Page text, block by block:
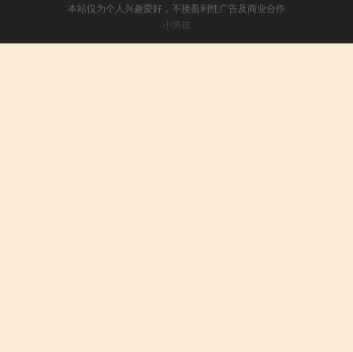
本站仅为个人兴趣爱好，不接盈利性广告及商业合作
小男孩